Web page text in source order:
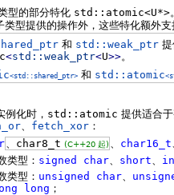
型的部分特化 std::atomic<U*>
类型提供的操作外，这些特化额外
和 std::weak_ptr提
<std:: weak_ptr<U>>。
<std::shared_ptr>和 std::atomic
例化时， std::atomic 提供适合
fetch_xor ：
char8_t (C++20 起) char16_t
类型： signed char、 short
类型： unsigned char、
long ；